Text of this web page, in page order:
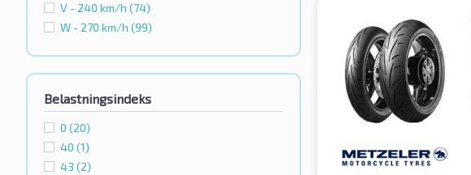
V - 240 km/h (74)
W - 270 km/h (99)
Belastningsindeks
0 (20)
40 (1)
43 (2)